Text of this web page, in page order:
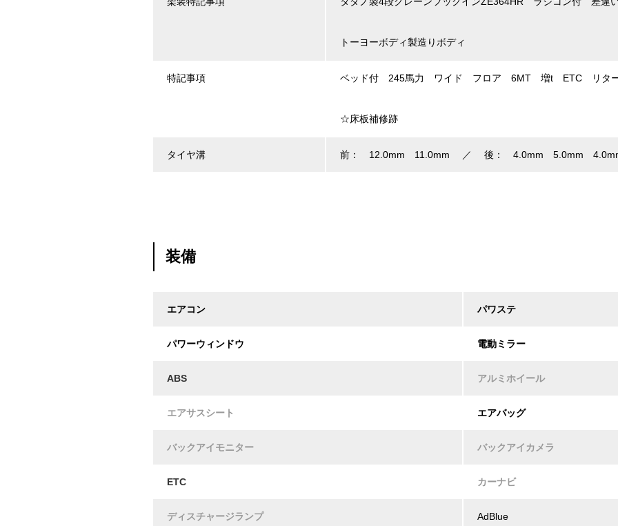
トーヨーボディ製造りボディ
特記事項 ベッド付 245馬力 ワイド フロア 6MT 増t ETC リタ
☆床板補修跡
タイヤ溝 前： 12.0mm 11.0mm ／ 後： 4.0mm 5.0mm
装備
エアコン パワステ
パワーウィンドウ 電動ミラー
ABS アルミホイール
エアサスシート エアバッグ
バックアイモニター バックアイカメラ
ETC カーナビ
ディスチャージランプ AdBlue